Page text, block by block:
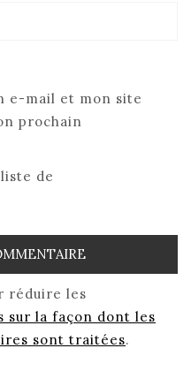
e-mail et mon site
prochain
de
réduire les
sur la façon dont les
sont traitées.